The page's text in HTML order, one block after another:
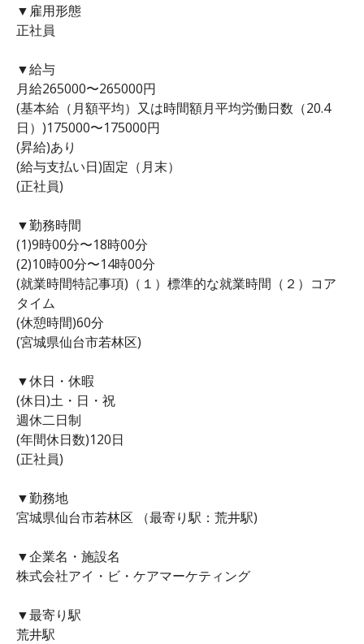
▼雇用形態
正社員
▼給与
月給265000〜265000円
(基本給（月額平均）又は時間額月平均労働日数（20.4
日）)175000〜175000円
(昇給)あり
(給与支払い日)固定（月末）
(正社員)
▼勤務時間
(1)9時00分〜18時00分
(2)10時00分〜14時00分
(就業時間特記事項)（１）標準的な就業時間（２）コア
タイム
(休憩時間)60分
(宮城県仙台市若林区)
▼休日・休暇
(休日)土・日・祝
週休二日制
(年間休日数)120日
(正社員)
▼勤務地
宮城県仙台市若林区 （最寄り駅：荒井駅)
▼企業名・施設名
株式会社アイ・ビ・ケアマーケティング
▼最寄り駅
荒井駅